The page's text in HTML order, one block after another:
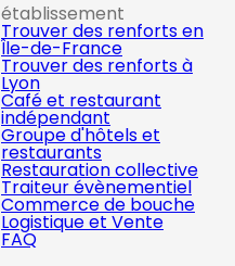
établissement
Trouver des renforts en
Île-de-France
Trouver des renforts à
Lyon
Café et restaurant
indépendant
Groupe d'hôtels et
restaurants
Restauration collective
Traiteur évènementiel
Commerce de bouche
Logistique et Vente
FAQ